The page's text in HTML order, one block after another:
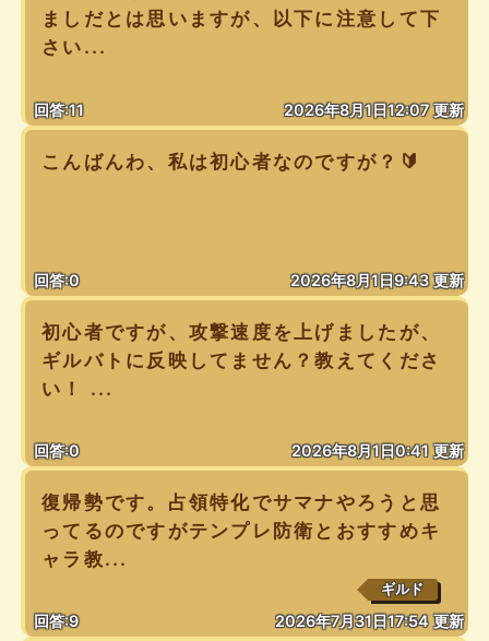
ましだとは思いますが、以下に注意して下
さい...
回答:11 2026年8月1日12:07 更新
こんばんわ、私は初心者なのですが？🔰
回答:0 2026年8月1日9:43 更新
初心者ですが、攻撃速度を上げましたが、
ギルバトに反映してません？教えてくださ
い！ ...
回答:0 2026年8月1日0:41 更新
復帰勢です。占領特化でサマナやろうと思
ってるのですがテンプレ防衛とおすすめキ
ャラ教...
ギルド
回答:9 2026年7月31日17:54 更新